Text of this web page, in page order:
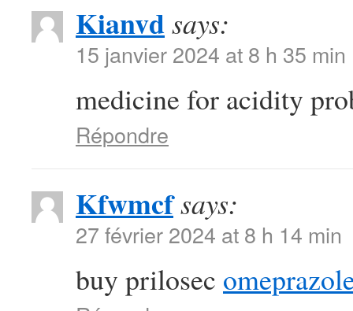
Kianvdsays:
15 janvier 2024 at 8 h 35 min
medicine for acidity
Répondre
Kfwmcfsays:
27 février 2024 at 8 h 14 min
buy prilosec